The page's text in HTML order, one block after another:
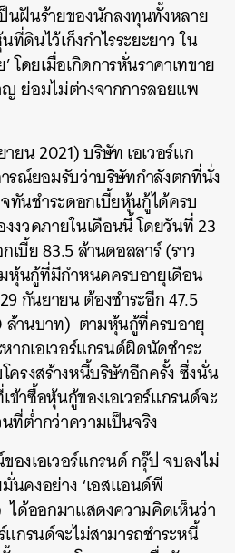
นฝันร้ายของนักลงทุนทั้งหลาย
ดินไว้เก็งกำไรระยะยาว ใน
’โดยเมื่อเกิดการหั่นราคาเทขาย
ย่อมไม่ต่างจากการลอยแพ
ยน 2021)บริษัท เอเวอร์แก
รณ์ยอมรับว่าบริษัทกำลังตกที่นั่ง
ทันชำระดอกเบี้ยหุ้นกู้ได้ครบ
วดภายในเดือนนี้ โดยวันที่ 23
เบี้ย 83.5 ล้านดอลลาร์(ราว
หุ้นกู้ที่มีกำหนดครบอายุเดือน
กันยายน ต้องชำระอีก 47.5
ล้านบาท) ตามหุ้นกู้ที่ครบอายุ
ากเอเวอร์แกรนด์ผิดนัดชำระ
ครงสร้างหนี้บริษัทอีกครั้ง ซึ่งนั่น
าซื้อหุ้นกู้ของเอเวอร์แกรนด์จะ
ที่ต่ำกว่าความเป็นจริง
องเอเวอร์แกรนด์ กรุ๊ป จบลงไม่
นคงอย่าง‘เอสแอนด์พี
ได้ออกมาแสดงความคิดเห็นว่า
แกรนด์จะไม่สามารถชำระหนี้